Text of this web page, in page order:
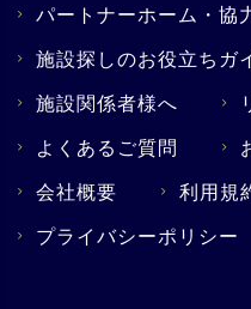
パートナーホーム・協
施設探しのお役立ちガ
施設関係者様へ
よくあるご質問
会社概要
利用規
プライバシーポリシー